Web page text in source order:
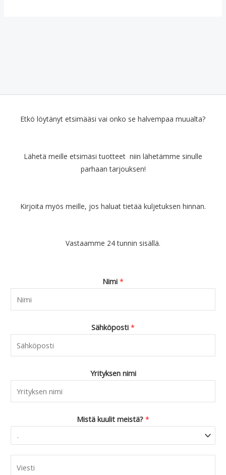
Etkö löytänyt etsimääsi vai onko se halvempaa muualta?
Lähetä meille etsimäsi tuotteet niin lähetämme sinulle
parhaan tarjouksen!
Kirjoita myös meille, jos haluat tietää kuljetuksen hinnan.
Vastaamme 24 tunnin sisällä.
Nimi *
Sähköposti *
Yrityksen nimi
Mistä kuulit meistä? *